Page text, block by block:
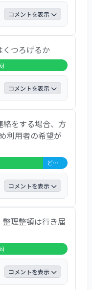
融通をきかせて欲
かれました。ま
「良いと思いま
初めてなのでび
話すのは、普段話
て良かった」など
ものってくれて
りました。
コメントを表示
生活が出来てい
曜日には夕食
ホームに帰って
をやっている」
て飲んでいる」
た時に体調を崩
談し、休みなが
ている」との声
くつろげるか
コメントを表示
です」「スマー
ンツールを使っ
ないのと、目
います」との
をする場合、方
利用者の希望が
どちらともいえない 1名 (14%)
コメントを表示
てもいいですか
る」「親には、
本的に親に連
、してもらって
理整頓は行き届
コメントを表示